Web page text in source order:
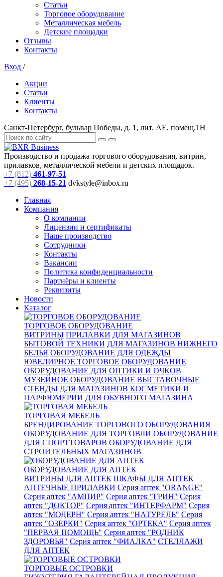
Статьи
Торговое оборудование
Металлическая мебель
Детские площадки
Отзывы
Контакты
Вход /
Акции
Статьи
Клиенты
Контакты
Санкт-Петербург, бульвар Победы, д. 1, лит. АЕ, помещ.1Н
Производство и продажа торгового оборудования, витрин,
прилавков, металлической мебели и детских площадок.
+7 (812) 461-97-51
+7 (495) 268-15-21 dvkstyle@inbox.ru
Главная
Компания
О компании
Лицензии и сертификаты
Наше производство
Сотрудники
Контакты
Вакансии
Политика конфиденциальности
Партнёры и клиенты
Реквизиты
Новости
Каталог
ТОРГОВОЕ ОБОРУДОВАНИЕ
ВИТРИНЫ ПРИЛАВКИ ДЛЯ МАГАЗИНОВ
БЫТОВОЙ ТЕХНИКИ ДЛЯ МАГАЗИНОВ НИЖНЕГО
БЕЛЬЯ ОБОРУДОВАНИЕ ДЛЯ ОДЕЖДЫ
ЮВЕЛИРНОЕ ТОРГОВОЕ ОБОРУДОВАНИЕ
ОБОРУДОВАНИЕ ДЛЯ ОПТИКИ И ОЧКОВ
МУЗЕЙНОЕ ОБОРУДОВАНИЕ ВЫСТАВОЧНЫЕ
СТЕНДЫ ДЛЯ МАГАЗИНОВ КОСМЕТИКИ И
ПАРФЮМЕРИИ ДЛЯ ОБУВНОГО МАГАЗИНА
ТОРГОВАЯ МЕБЕЛЬ
БРЕНДИРОВАНИЕ ТОРГОВОГО ОБОРУДОВАНИЯ
ОБОРУДОВАНИЕ ДЛЯ ТОРГОВЛИ ОБОРУДОВАНИЕ
ДЛЯ СПОРТТОВАРОВ ОБОРУДОВАНИЕ ДЛЯ
СТРОИТЕЛЬНЫХ МАГАЗИНОВ
ОБОРУДОВАНИЕ ДЛЯ АПТЕК
ВИТРИНЫ ДЛЯ АПТЕК ШКАФЫ ДЛЯ АПТЕК
АПТЕЧНЫЕ ПРИЛАВКИ Серия аптек "ORANGE"
Серия аптек "АМПИР" Серия аптек "ГРИН" Серия
аптек "ДОКТОР" Серия аптек "ИНТЕРФАРМ" Серия
аптек "МОДЕРН" Серия аптек "НАТУРЕЛЬ" Серия
аптек "ОЗЕРКИ" Серия аптек "ОРТЕКА" Серия аптек
"ПЕРВАЯ ПОМОЩЬ" Серия аптек "РОДНИК
ЗДОРОВЬЯ" Серия аптек "ФИАЛКА" СТЕЛЛАЖИ
ДЛЯ АПТЕК
ТОРГОВЫЕ ОСТРОВКИ